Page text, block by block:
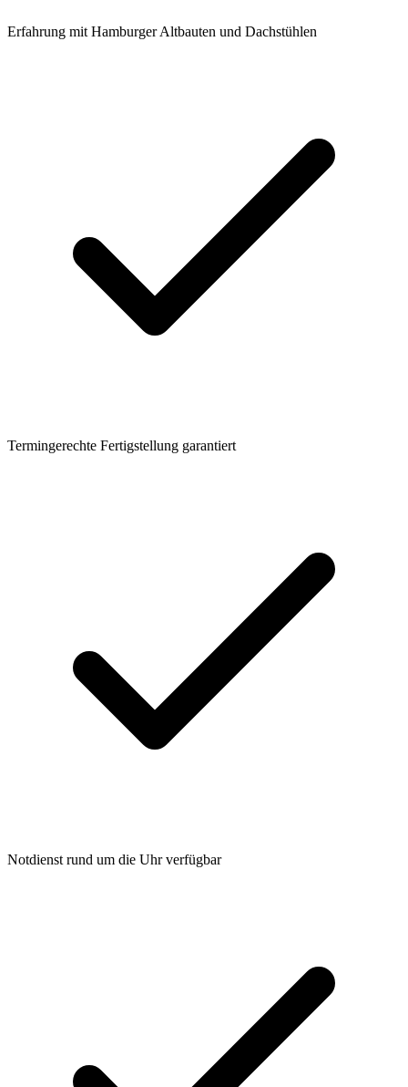
Erfahrung mit Hamburger Altbauten und Dachstühlen
Termingerechte Fertigstellung garantiert
Notdienst rund um die Uhr verfügbar